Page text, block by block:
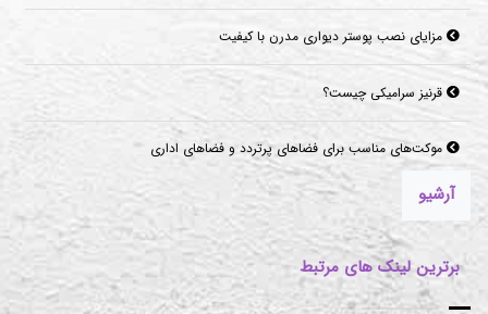
مزایای نصب پوستر دیواری مدرن با کیفیت
قرنیز سرامیکی چیست؟
موکت‌های مناسب برای فضاهای پرتردد و فضاهای اداری
آرشیو
برترین لینک های مرتبط